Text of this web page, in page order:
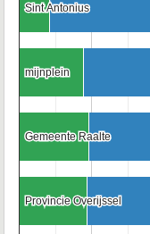
Sint Antonius
Sint Antonius
mijnplein
mijnplein
Gemeente Raalte
Gemeente Raalte
Provincie Overijssel
Provincie Overijssel